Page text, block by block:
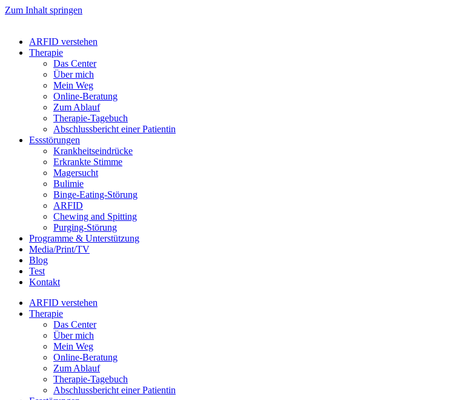
Zum Inhalt springen
ARFID verstehen
Therapie
Das Center
Über mich
Mein Weg
Online-Beratung
Zum Ablauf
Therapie-Tagebuch
Abschlussbericht einer Patientin
Essstörungen
Krankheitseindrücke
Erkrankte Stimme
Magersucht
Bulimie
Binge-Eating-Störung
ARFID
Chewing and Spitting
Purging-Störung
Programme & Unterstützung
Media/Print/TV
Blog
Test
Kontakt
ARFID verstehen
Therapie
Das Center
Über mich
Mein Weg
Online-Beratung
Zum Ablauf
Therapie-Tagebuch
Abschlussbericht einer Patientin